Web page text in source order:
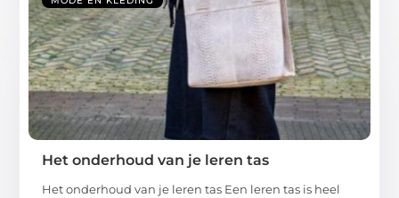
Het onderhoud van je leren tas
Het onderhoud van je leren tas Een leren tas is heel